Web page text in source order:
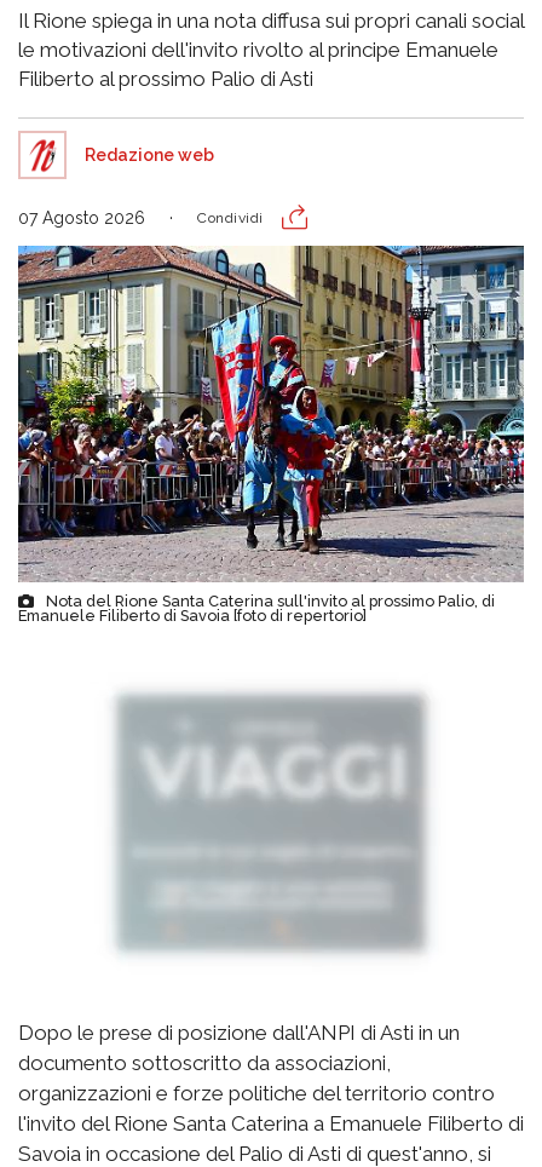
Il Rione spiega in una nota diffusa sui propri canali social
le motivazioni dell'invito rivolto al principe Emanuele
Filiberto al prossimo Palio di Asti
Redazione web
07 Agosto 2026 Condividi
Nota del Rione Santa Caterina sull'invito al prossimo Palio, di
Emanuele Filiberto di Savoia [foto di repertorio]
Dopo le prese di posizione dall'ANPI di Asti in un
documento sottoscritto da associazioni,
organizzazioni e forze politiche del territorio contro
l'invito del Rione Santa Caterina a Emanuele Filiberto di
Savoia in occasione del Palio di Asti di quest'anno, si